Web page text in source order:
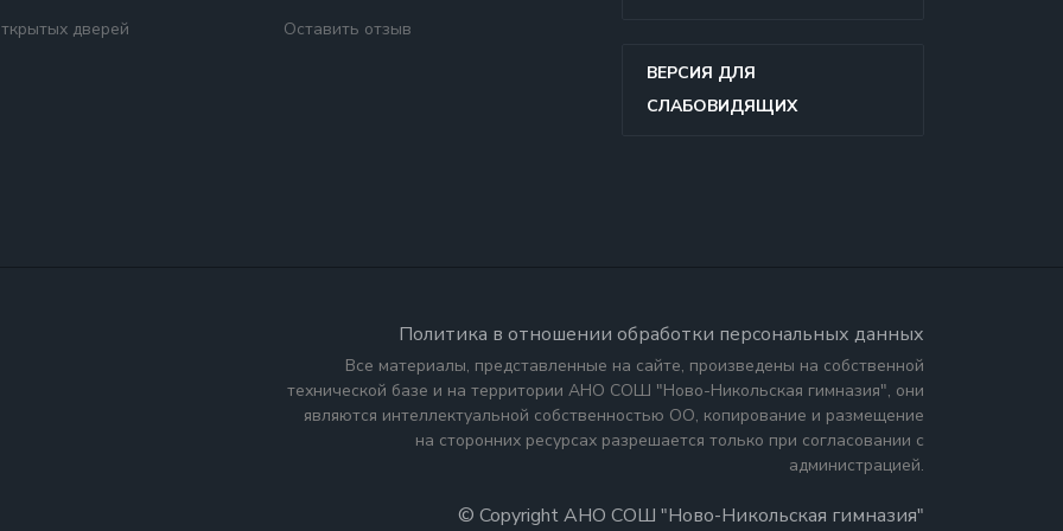
дверей Оставить отзыв
ВЕРСИЯ ДЛЯ
СЛАБОВИДЯЩИХ
Политика в отношении обработки персональных данных
Все материалы, представленные на сайте, произведены на собственной
технической базе и на территории АНО СОШ "Ново-Никольская гимназия", они
являются интеллектуальной собственностью ОО, копирование и размещение
на сторонних ресурсах разрешается только при согласовании с
администрацией.
© Copyright АНО СОШ "Ново-Никольская гимназия"